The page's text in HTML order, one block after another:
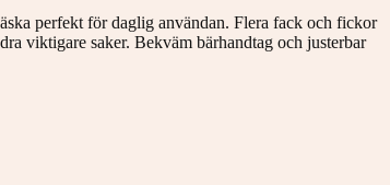
perfekt för daglig användan. Flera fack och fickor
viktigare saker. Bekväm bärhandtag och justerbar